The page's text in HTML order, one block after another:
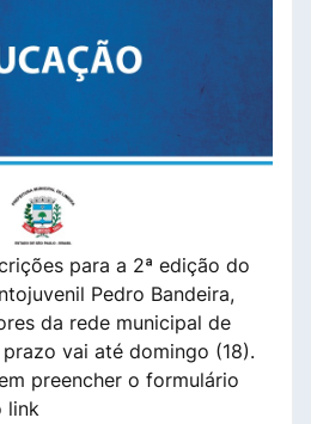
para a 2ª edição do
Pedro Bandeira,
da rede municipal de
vai até domingo (18).
preencher o formulário
link